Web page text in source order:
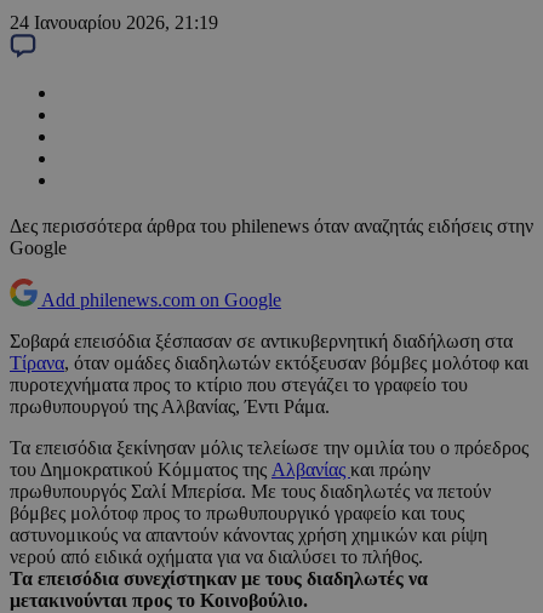
24 Ιανουαρίου 2026, 21:19
Δες περισσότερα άρθρα του philenews όταν αναζητάς ειδήσεις στην
Google
Add philenews.com on Google
Σοβαρά επεισόδια ξέσπασαν σε αντικυβερνητική διαδήλωση στα
Τίρανα, όταν ομάδες διαδηλωτών εκτόξευσαν βόμβες μολότοφ και
πυροτεχνήματα προς το κτίριο που στεγάζει το γραφείο του
πρωθυπουργού της Αλβανίας, Έντι Ράμα.
Τα επεισόδια ξεκίνησαν μόλις τελείωσε την ομιλία του ο πρόεδρος
του Δημοκρατικού Κόμματος της Αλβανίας και πρώην
πρωθυπουργός Σαλί Μπερίσα. Με τους διαδηλωτές να πετούν
βόμβες μολότοφ προς το πρωθυπουργικό γραφείο και τους
αστυνομικούς να απαντούν κάνοντας χρήση χημικών και ρίψη
νερού από ειδικά οχήματα για να διαλύσει το πλήθος.
Τα επεισόδια συνεχίστηκαν με τους διαδηλωτές να
μετακινούνται προς το Κοινοβούλιο.